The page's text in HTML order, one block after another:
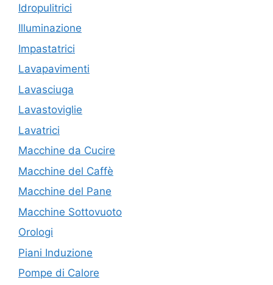
Idropulitrici
Illuminazione
Impastatrici
Lavapavimenti
Lavasciuga
Lavastoviglie
Lavatrici
Macchine da Cucire
Macchine del Caffè
Macchine del Pane
Macchine Sottovuoto
Orologi
Piani Induzione
Pompe di Calore